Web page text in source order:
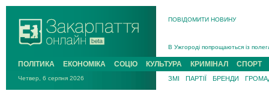
ПОВІДОМИТИ НОВИНУ
В Ужгороді попрощаються із
В Ужгороді 5 серпня
Підтвердили загибель
На війні з рф поліг військовий з
ПОЛІТИКА ЕКОНОМІКА СОЦІО КУЛЬТУРА КРИМІНАЛ СПОРТ
Четвер, 6 серпня 2026 ЗМІ ПАРТІЇ БРЕНДИ